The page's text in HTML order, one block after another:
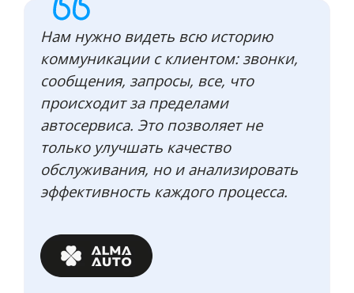
Нам нужно видеть всю историю
коммуникации с клиентом: звонки,
сообщения, запросы, все, что
происходит за пределами
автосервиса. Это позволяет не
только улучшать качество
обслуживания, но и анализировать
эффективность каждого процесса.